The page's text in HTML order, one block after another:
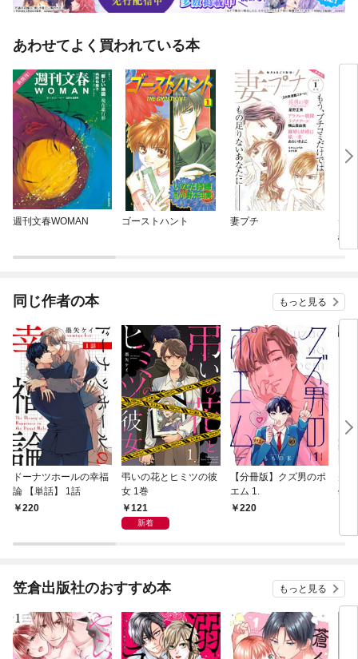
あわせてよく買われている本
週刊文春WOMAN ゴーストハント 妻プチ
デ
恋
同じ作者の本 もっと見る
ドーナツホールの幸福
論 【単話】 1話
220
弔いの花とヒミツの彼
女 1巻
121
新着
【分冊版】クズ男のポ
エム 1.
220
先
曇
笠倉出版社のおすすめ本 もっと見る